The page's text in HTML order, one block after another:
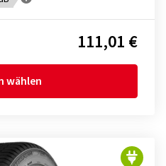
111,01 €
wählen